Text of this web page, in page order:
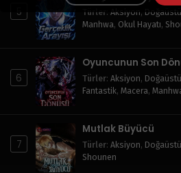
5 Türler : Aksiyon, Doğaüstü
Manhwa, Okul Hayatı,
6
Oyuncunun Son
Türler: Aksiyon, Doğaüstü
Fantastik, Macera,
7
Mutlak Büyücü
Türler: Aksiyon, Doğaüstü
Shounen